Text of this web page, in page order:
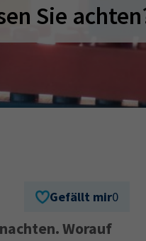
Begriffen
AdA 34d
Sie
Gefällt mir0
Worauf